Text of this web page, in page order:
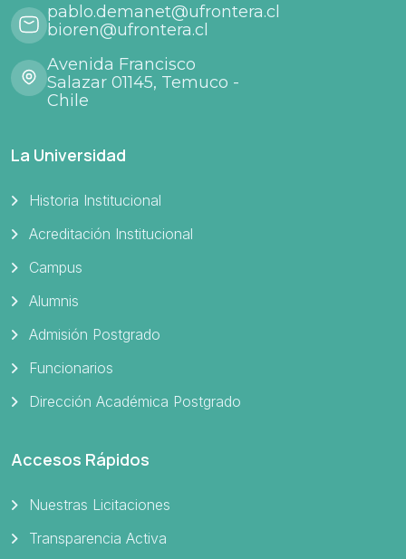
pablo.demanet@ufrontera.cl
bioren@ufrontera.cl
Avenida Francisco
Salazar 01145, Temuco -
Chile
La Universidad
Historia Institucional
Acreditación Institucional
Campus
Alumnis
Admisión Postgrado
Funcionarios
Dirección Académica Postgrado
Accesos Rápidos
Nuestras Licitaciones
Transparencia Activa